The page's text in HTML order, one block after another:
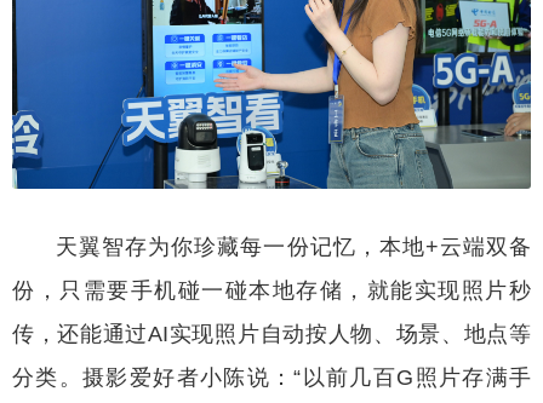
天翼智存为你珍藏每一份记忆，本地+云端双备
份，只需要手机碰一碰本地存储，就能实现照片秒
传，还能通过AI实现照片自动按人物、场景、地点等
分类。摄影爱好者小陈说：“以前几百G照片存满手